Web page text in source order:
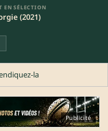
EN SÉLECTION
(2021)
la
Publicité